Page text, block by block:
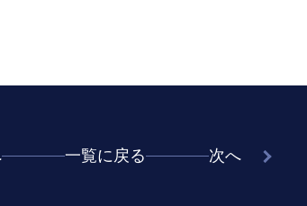
一覧に戻る 次へ